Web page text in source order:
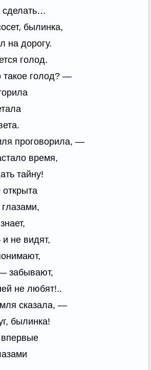
сделать…
былинка,
на дорогу.
голод.
голод? —
проговорила, —
время,
тайну!
не видят,
забывают,
не любят!..
сказала, —
былинка!